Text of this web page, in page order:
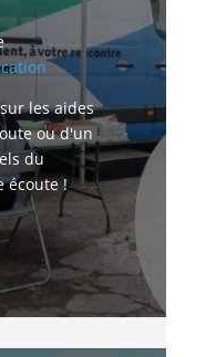
les aides
ou d'un
du
écoute !